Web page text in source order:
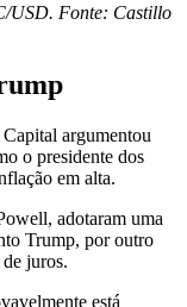
USD. Fonte: Castillo
argumentou
o presidente dos
em alta.
adotaram uma
Trump, por outro
juros.
está